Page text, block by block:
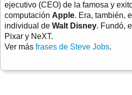
ejecutivo (CEO) de la famosa y
computación Apple. Era, también,
individual de Walt Disney. Fundó,
Pixar y NeXT.
Ver más frases de Steve Jobs.